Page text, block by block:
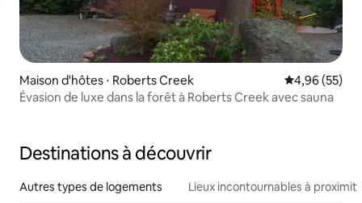
Maison d'hôtes ⋅ Roberts Creek Évaluation
4,96 (55)
Évasion de luxe dans la forêt à Roberts Creek avec sauna
Destinations à découvrir
Autres types de logements Lieux incontournables à